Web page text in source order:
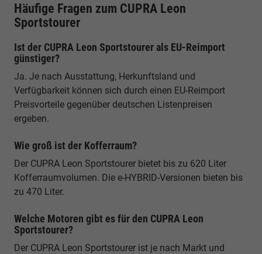
Häufige Fragen zum CUPRA Leon
Sportstourer
Ist der CUPRA Leon Sportstourer als EU-Reimport
günstiger?
Ja. Je nach Ausstattung, Herkunftsland und
Verfügbarkeit können sich durch einen EU-Reimport
Preisvorteile gegenüber deutschen Listenpreisen
ergeben.
Wie groß ist der Kofferraum?
Der CUPRA Leon Sportstourer bietet bis zu 620 Liter
Kofferraumvolumen. Die e-HYBRID-Versionen bieten bis
zu 470 Liter.
Welche Motoren gibt es für den CUPRA Leon
Sportstourer?
Der CUPRA Leon Sportstourer ist je nach Markt und